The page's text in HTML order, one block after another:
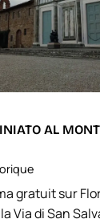
AL
gratuit sur
Via di San